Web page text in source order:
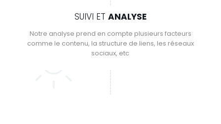
SUIVI ET ANALYSE
Notre analyse prend en compte plusieurs facteurs
comme le contenu, la structure de liens, les réseaux
sociaux, etc